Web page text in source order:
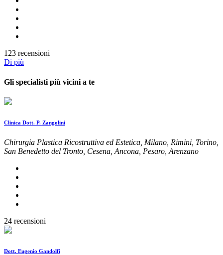
123 recensioni
Di più
Gli specialisti più vicini a te
Clinica Dott. P. Zangolini
Chirurgia Plastica Ricostruttiva ed Estetica, Milano, Rimini, Torino,
San Benedetto del Tronto, Cesena, Ancona, Pesaro, Arenzano
24 recensioni
Dott. Eugenio Gandolfi